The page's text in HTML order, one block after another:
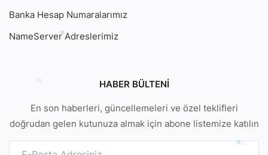
Banka Hesap Numaralarımız
NameServer Adreslerimiz
HABER BÜLTENI
En son haberleri, güncellemeleri ve özel teklifleri
doğrudan gelen kutunuza almak için abone listemize katılın